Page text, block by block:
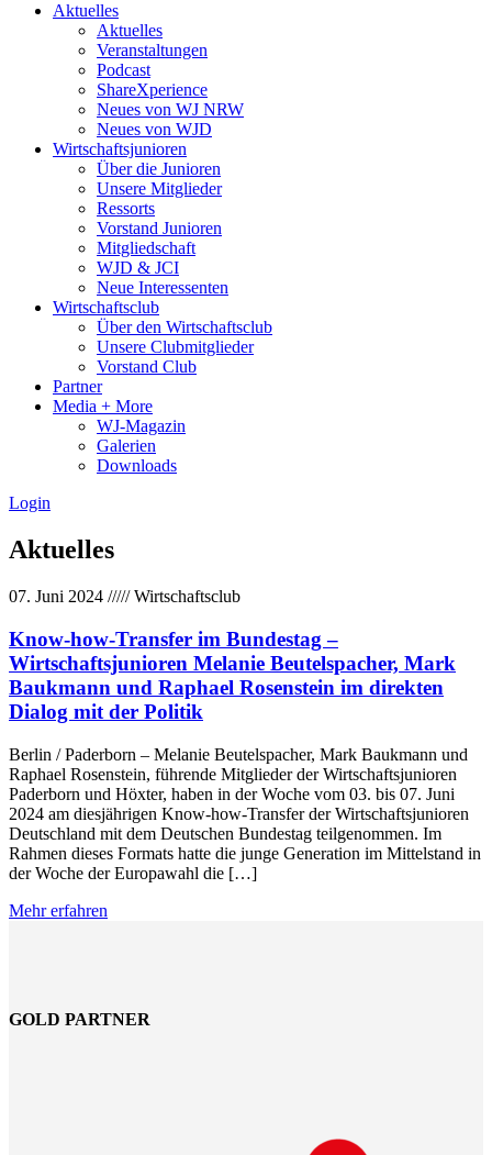
Aktuelles
Aktuelles
Veranstaltungen
Podcast
ShareXperience
Neues von WJ NRW
Neues von WJD
Wirtschaftsjunioren
Über die Junioren
Unsere Mitglieder
Ressorts
Vorstand Junioren
Mitgliedschaft
WJD & JCI
Neue Interessenten
Wirtschaftsclub
Über den Wirtschaftsclub
Unsere Clubmitglieder
Vorstand Club
Partner
Media + More
WJ-Magazin
Galerien
Downloads
Login
Aktuelles
07. Juni 2024 /////Wirtschaftsclub
Know-how-Transfer im Bundestag –
Wirtschaftsjunioren Melanie Beutelspacher, Mark
Baukmann und Raphael Rosenstein im direkten
Dialog mit der Politik
Berlin / Paderborn – Melanie Beutelspacher, Mark Baukmann und
Raphael Rosenstein, führende Mitglieder der Wirtschaftsjunioren
Paderborn und Höxter, haben in der Woche vom 03. bis 07. Juni
2024 am diesjährigen Know-how-Transfer der Wirtschaftsjunioren
Deutschland mit dem Deutschen Bundestag teilgenommen. Im
Rahmen dieses Formats hatte die junge Generation im Mittelstand in
der Woche der Europawahl die […]
Mehr erfahren
GOLD PARTNER